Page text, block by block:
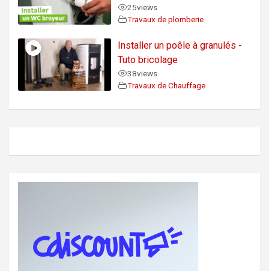
25views
Travaux de plomberie
Installer un poêle à granulés -
Tuto bricolage
38views
Travaux de Chauffage